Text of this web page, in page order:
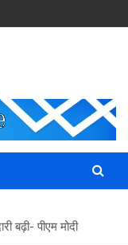
बढ़ी- पीएम मोदी